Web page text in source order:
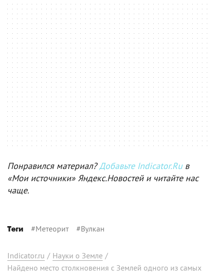
Понравился материал?Добавьте Indicator.Ruв
«Мои источники» Яндекс.Новостей и читайте нас
чаще.
Теги #Метеорит#Вулкан
Indicator.ru / Науки о Земле /
Найдено место столкновения с Землей одного из самых